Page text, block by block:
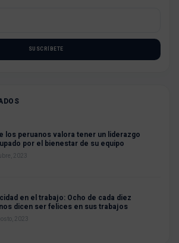
SUSCRÍBETE
los peruanos valora tener un liderazgo
por el bienestar de su equipo
2023
en el trabajo: Ocho de cada diez
dicen ser felices en sus trabajos
2023